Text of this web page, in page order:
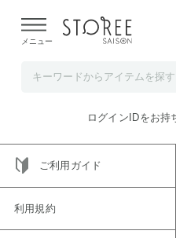
よる配送遅延が発生しており
メニュー
ご指定のアイテムは取り扱い
トップへ戻る
ログインIDをお持
ご利用ガイド
利用規約